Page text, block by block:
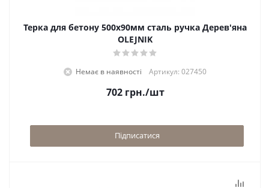
Терка для бетону 500х90мм сталь ручка Дерев'яна
OLEJNIK
Немає в наявності Артикул: 027450
702грн./шт
Підписатися